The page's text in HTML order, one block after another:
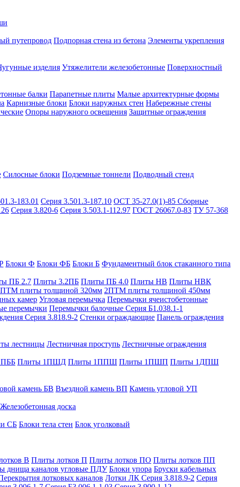
путепровод Подпорная стена из бетона Элементы укрепления
изделия Утяжелители железобетонные Поверхностный
балки Парапетные плиты Малые архитектурные формы
Карнизные блоки Блоки наружных стен Набережные стены
Опоры наружного освещения Защитные ограждения
Силосные блоки Подземные тоннели Подводный стенд
183.01 Серия 3.501.3-187.10 ОСТ 35-27.0(1)-85 Сборные
Серия 3.820-6 Серия 3.503.1-112.97 ГОСТ 26067.0-83 ТУ 57-368
Блоки Ф Блоки ФБ Блоки Б Фундаментный блок стаканного типа
ПБ 2.7 Плиты 3.2ПБ Плиты ПБ 4.0 Плиты НВ Плиты НВК
плиты толщиной 320мм 2ПТМ плиты толщиной 450мм
камер Угловая перемычка Перемычки ячеистобетонные
перемычки Перемычки балочные Серия Б1.038.1-1
Серия 3.818.9-2 Стенки ограждающие Панель ограждения
лестницы Лестничная проступь Лестничные ограждения
Плиты 1ПШД Плиты 1ППШ Плиты 1ПШП Плиты 1ДПШ
камень БВ Въездной камень ВП Камень угловой УП
Железобетонная доска
СБ Блоки тела стен Блок уголковый
В Плиты лотков П Плиты лотков ПО Плиты лотков ПП
днища каналов угловые ПДУ Блоки упора Бруски кабельных
лотковых каналов Лотки ЛК Серия 3.818.9-2 Серия